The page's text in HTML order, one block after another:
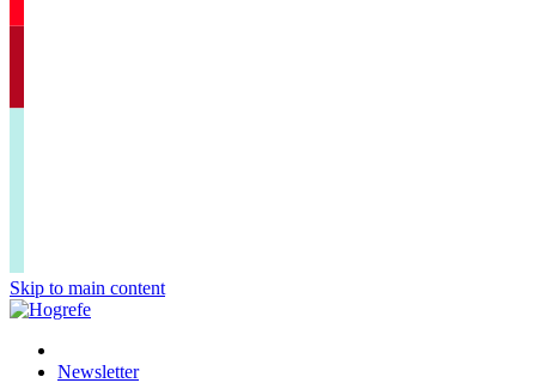
Skip to main content
Newsletter